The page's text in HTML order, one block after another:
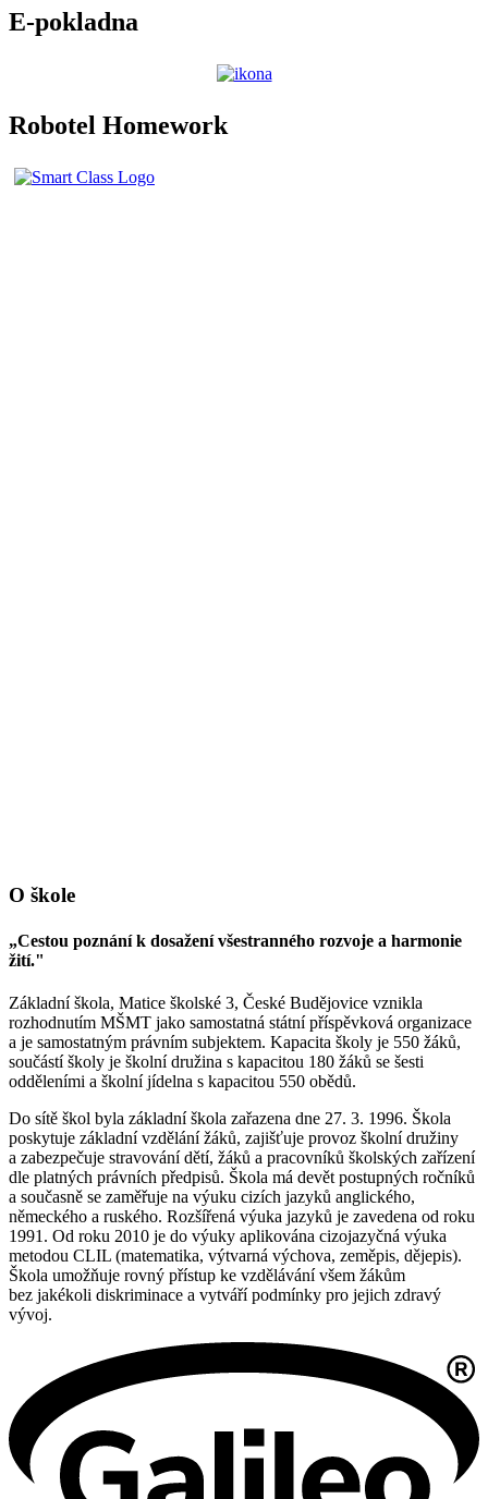
E-pokladna
Robotel Homework
O škole
„Cestou poznání k dosažení všestranného rozvoje a harmonie
žití."
Základní škola, Matice školské 3, České Budějovice vznikla
rozhodnutím MŠMT jako samostatná státní příspěvková organizace
a je samostatným právním subjektem. Kapacita školy je 550 žáků,
součástí školy je školní družina s kapacitou 180 žáků se šesti
odděleními a školní jídelna s kapacitou 550 obědů.
Do sítě škol byla základní škola zařazena dne 27. 3. 1996. Škola
poskytuje základní vzdělání žáků, zajišťuje provoz školní družiny
a zabezpečuje stravování dětí, žáků a pracovníků školských zařízení
dle platných právních předpisů. Škola má devět postupných ročníků
a současně se zaměřuje na výuku cizích jazyků anglického,
německého a ruského. Rozšířená výuka jazyků je zavedena od roku
1991. Od roku 2010 je do výuky aplikována cizojazyčná výuka
metodou CLIL (matematika, výtvarná výchova, zeměpis, dějepis).
Škola umožňuje rovný přístup ke vzdělávání všem žákům
bez jakékoli diskriminace a vytváří podmínky pro jejich zdravý
vývoj.